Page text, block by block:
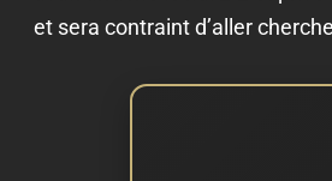
et sera contraint d’aller